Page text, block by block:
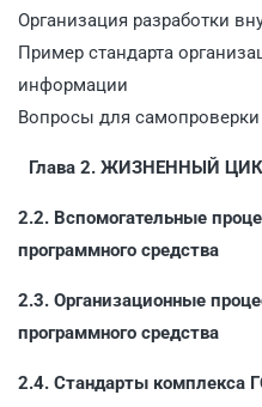
Организация разработки
Пример стандарта
информации
Вопросы для самопроверки
Глава 2. ЖИЗНЕННЫЙ
2.2. Вспомогательные
программного средства
2.3. Организационные
программного средства
2.4. Стандарты комплекса